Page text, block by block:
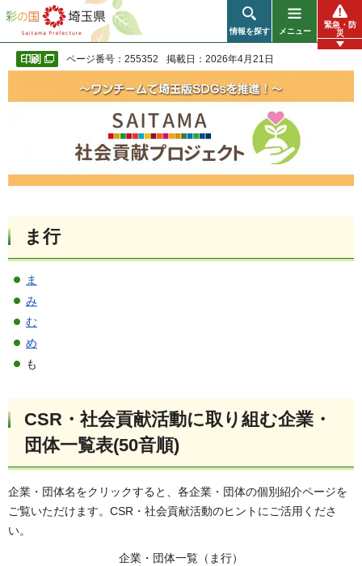
彩の国 埼玉県
情報を探す メニュー
緊急・防
災
ページ番号：255352 掲載日：2026年4月21日
ま行
ま
み
む
め
も
CSR・社会貢献活動に取り組む企業・
団体一覧表(50音順)
企業・団体名をクリックすると、各企業・団体の個別紹介ページを
ご覧いただけます。CSR・社会貢献活動のヒントにご活用くださ
い。
企業・団体一覧（ま行）